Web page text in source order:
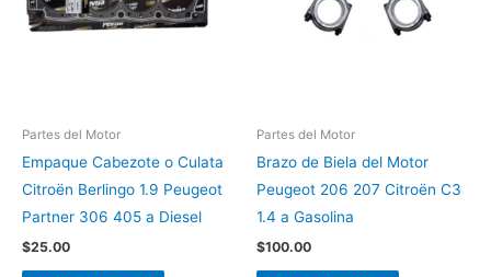
Partes del Motor
Empaque Cabezote o Culata
Citroën Berlingo 1.9 Peugeot
Partner 306 405 a Diesel
$25.00
Partes del Motor
Brazo de Biela del Motor
Peugeot 206 207 Citroën C3
1.4 a Gasolina
$100.00